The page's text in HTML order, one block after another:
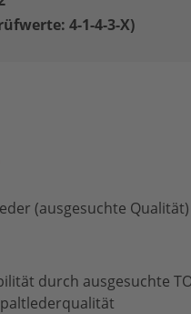
4-1-4-3-X)
(ausgesuchte Qualität)
durch ausgesuchte